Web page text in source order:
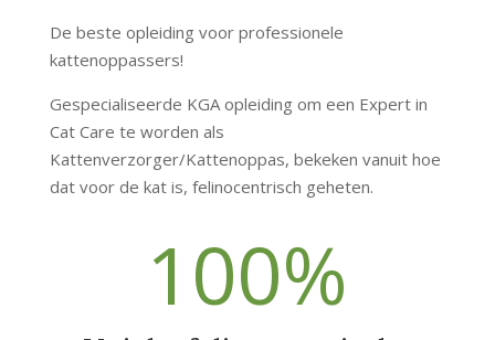
De beste opleiding voor professionele
kattenoppassers!
Gespecialiseerde KGA opleiding om een Expert in
Cat Care te worden als
Kattenverzorger/Kattenoppas, bekeken vanuit hoe
dat voor de kat is, felinocentrisch geheten.
100%